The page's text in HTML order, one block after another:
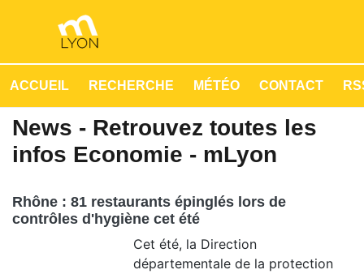
ACCUEIL RECHERCHE MÉTÉO CONTACT
News - Retrouvez toutes les
infos Economie - mLyon
Rhône : 81 restaurants épinglés lors de
contrôles d'hygiène cet été
Cet été, la Direction
départementale de la protection